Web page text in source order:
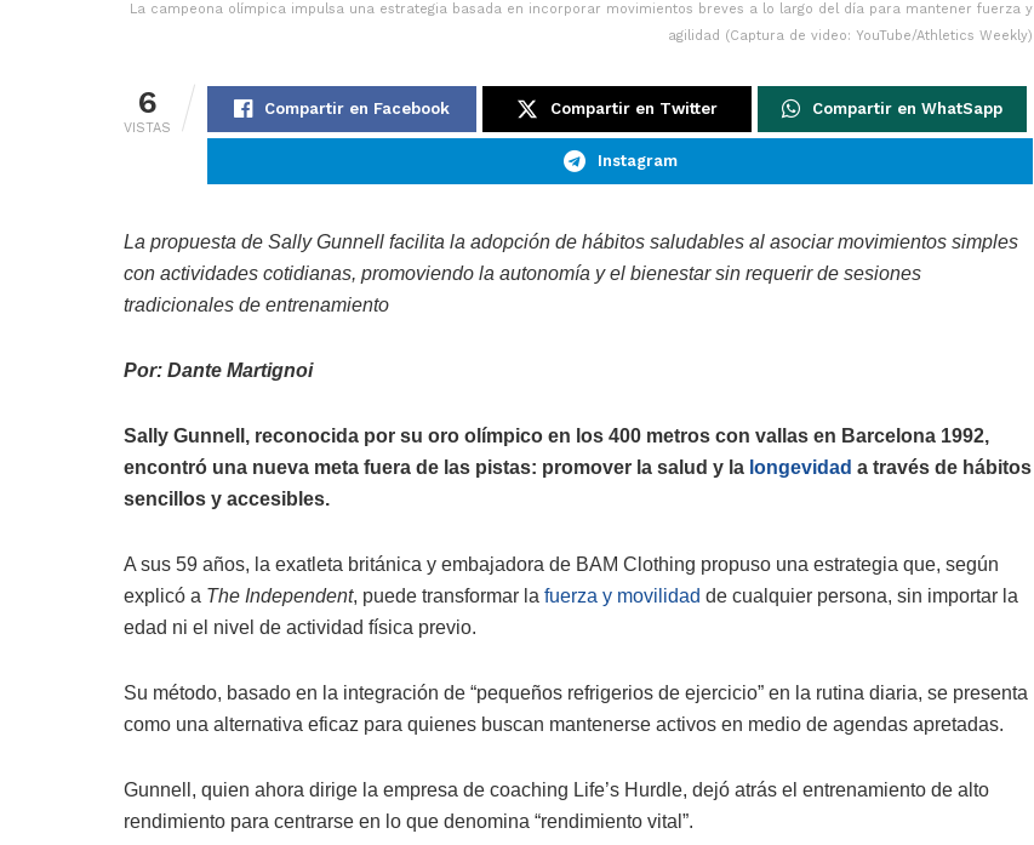
La campeona olímpica impulsa una estrategia basada en incorporar movimientos breves a lo largo del día para mantener fuerza y
agilidad (Captura de video: YouTube/Athletics Weekly)
6
VISTAS
Compartir en Facebook Compartir en Twitter Compartir en WhatSapp
Instagram
La propuesta de Sally Gunnell facilita la adopción de hábitos saludables al asociar movimientos simples
con actividades cotidianas, promoviendo la autonomía y el bienestar sin requerir de sesiones
tradicionales de entrenamiento
Por: Dante Martignoi
Sally Gunnell, reconocida por su oro olímpico en los 400 metros con vallas en Barcelona 1992,
encontró una nueva meta fuera de las pistas: promover la salud y la longevidad a través de hábitos
sencillos y accesibles.
A sus 59 años, la exatleta británica y embajadora de BAM Clothing propuso una estrategia que, según
explicó a The Independent, puede transformar la fuerza y movilidad de cualquier persona, sin importar la
edad ni el nivel de actividad física previo.
Su método, basado en la integración de “pequeños refrigerios de ejercicio” en la rutina diaria, se presenta
como una alternativa eficaz para quienes buscan mantenerse activos en medio de agendas apretadas.
Gunnell, quien ahora dirige la empresa de coaching Life’s Hurdle, dejó atrás el entrenamiento de alto
rendimiento para centrarse en lo que denomina “rendimiento vital”.